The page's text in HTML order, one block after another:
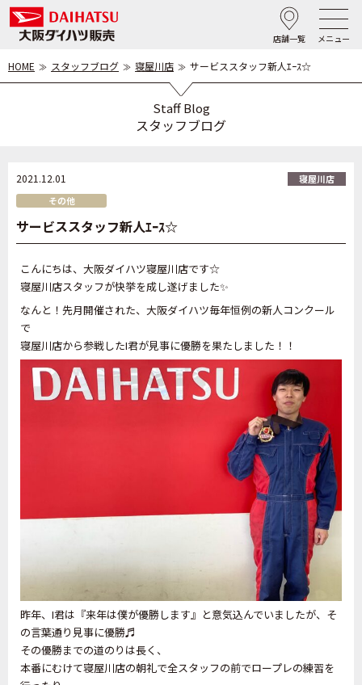
店舗一覧 メニュー
HOME スタッフブログ 寝屋川店 サービススタッフ新人ｴｰｽ☆
Staff Blog
スタッフブログ
2021.12.01
寝屋川店
その他
サービススタッフ新人ｴｰｽ☆
こんにちは、大阪ダイハツ寝屋川店です☆
寝屋川店スタッフが快挙を成し遂げました✨
なんと！先月開催された、大阪ダイハツ毎年恒例の新人コンクール
で
寝屋川店から参戦したI君が見事に優勝を果たしました！！
昨年、I君は『来年は僕が優勝します』と意気込んでいましたが、そ
の言葉通り見事に優勝♬
その優勝までの道のりは長く、
本番にむけて寝屋川店の朝礼で全スタッフの前でロープレの練習を